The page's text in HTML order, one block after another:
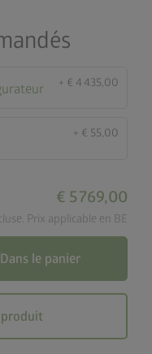
+ € 4 435,00
+ € 55,00
€ 5 769,00
Prix applicable en BE
Dans le panier